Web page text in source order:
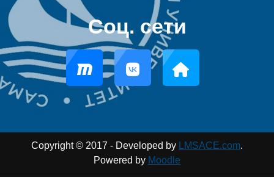
Соц. сети
Copyright © 2017 - Developed by LMSACE.com.
Powered by Moodle